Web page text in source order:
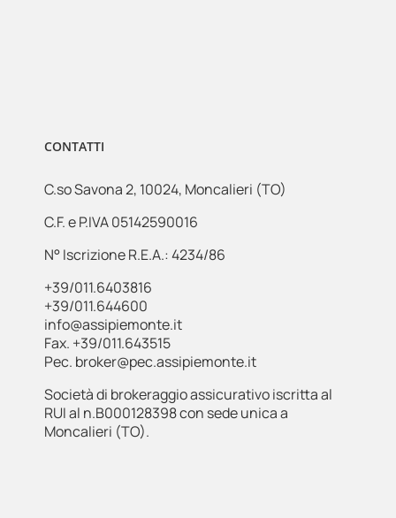
CONTATTI
C.so Savona 2, 10024, Moncalieri (TO)
C.F. e P.IVA 05142590016
N° Iscrizione R.E.A.: 4234/86
+39/011.6403816
+39/011.644600
info@assipiemonte.it
Fax. +39/011.643515
Pec. broker@pec.assipiemonte.it
Società di brokeraggio assicurativo iscritta al
RUI al n.B000128398 con sede unica a
Moncalieri (TO).